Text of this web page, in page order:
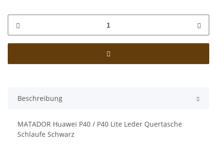
Beschreibung
MATADOR Huawei P40 / P40 Lite Leder Quertasche
Schlaufe Schwarz